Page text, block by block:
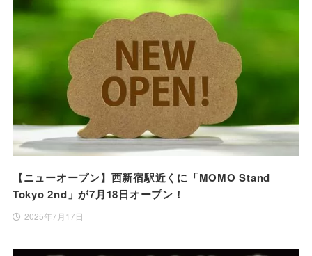
【ニューオープン】西新宿駅近くに「MOMO Stand
Tokyo 2nd」が7月18日オープン！
2025年7月17日